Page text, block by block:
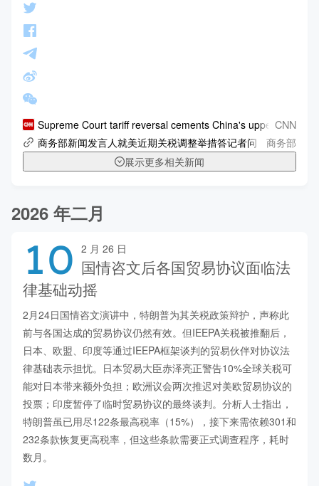
Supreme Court tariff reversal cements China's upper hand
CNN
商务部新闻发言人就美近期关税调整举措答记者问 商务部
展示更多相关新闻
2026 年二月
10 2 月 26 日
国情咨文后各国贸易协议面临法
律基础动摇
2月24日国情咨文演讲中，特朗普为其关税政策辩护，声称此
前与各国达成的贸易协议仍然有效。但IEEPA关税被推翻后，
日本、欧盟、印度等通过IEEPA框架谈判的贸易伙伴对协议法
律基础表示担忧。日本贸易大臣赤泽亮正警告10%全球关税可
能对日本带来额外负担；欧洲议会两次推迟对美欧贸易协议的
投票；印度暂停了临时贸易协议的最终谈判。分析人士指出，
特朗普虽已用尽122条最高税率（15%），接下来需依赖301和
232条款恢复更高税率，但这些条款需要正式调查程序，耗时
数月。